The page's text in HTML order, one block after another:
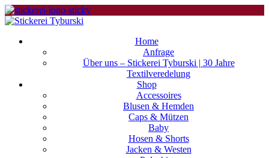
Home
Anfrage
Über uns – Stickerei Tyburski | 30 Jahre
Textilveredelung
Shop
Accessoires
Blusen & Hemden
Caps & Mützen
Baby
Hosen & Shorts
Jacken & Westen